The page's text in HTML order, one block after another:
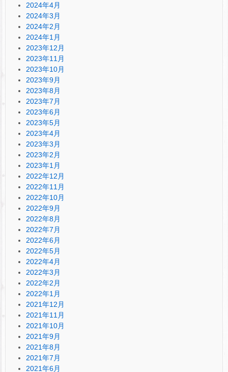
2024年4月
2024年3月
2024年2月
2024年1月
2023年12月
2023年11月
2023年10月
2023年9月
2023年8月
2023年7月
2023年6月
2023年5月
2023年4月
2023年3月
2023年2月
2023年1月
2022年12月
2022年11月
2022年10月
2022年9月
2022年8月
2022年7月
2022年6月
2022年5月
2022年4月
2022年3月
2022年2月
2022年1月
2021年12月
2021年11月
2021年10月
2021年9月
2021年8月
2021年7月
2021年6月